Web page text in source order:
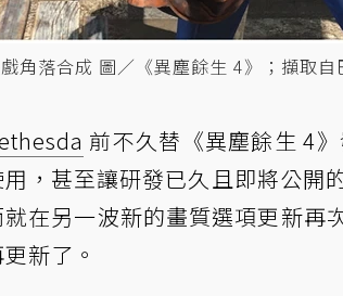
角落合成 圖／《異塵餘生 4》；擷取
前不久替《異塵餘生 4
用，甚至讓研發已久且即將公開
就在另一波新的畫質選項更新再
新了。